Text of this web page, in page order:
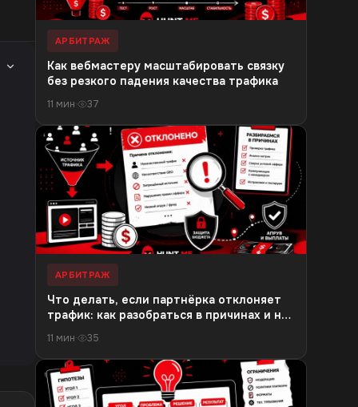
АРБИТРАЖ
Как вебмастеру масштабировать связку
без резкого падения качества трафика
11 мин· 37
АРБИТРАЖ
Что делать, если партнёрка отклоняет
трафик: как разобраться в причинах и не
11 мин· 35